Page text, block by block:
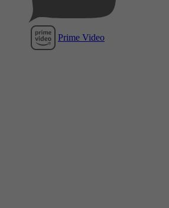
Prime Video